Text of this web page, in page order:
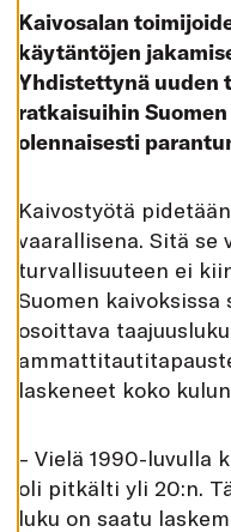
E
A
S
E
T
K
I
I
L
L
Ä
K
I
K
I
Ä
K
S
Kaivosalan
käytäntöjen
Yhdistettynä uuden
ratkaisuihin
olennaisesti
Kaivostyötä
vaarallisena. Sitä se
turvallisuuteen ei
Suomen
osoittava
laskeneet koko
– Vielä 1990-luvulla
oli pitkälti yli 20:n.
luku on saatu